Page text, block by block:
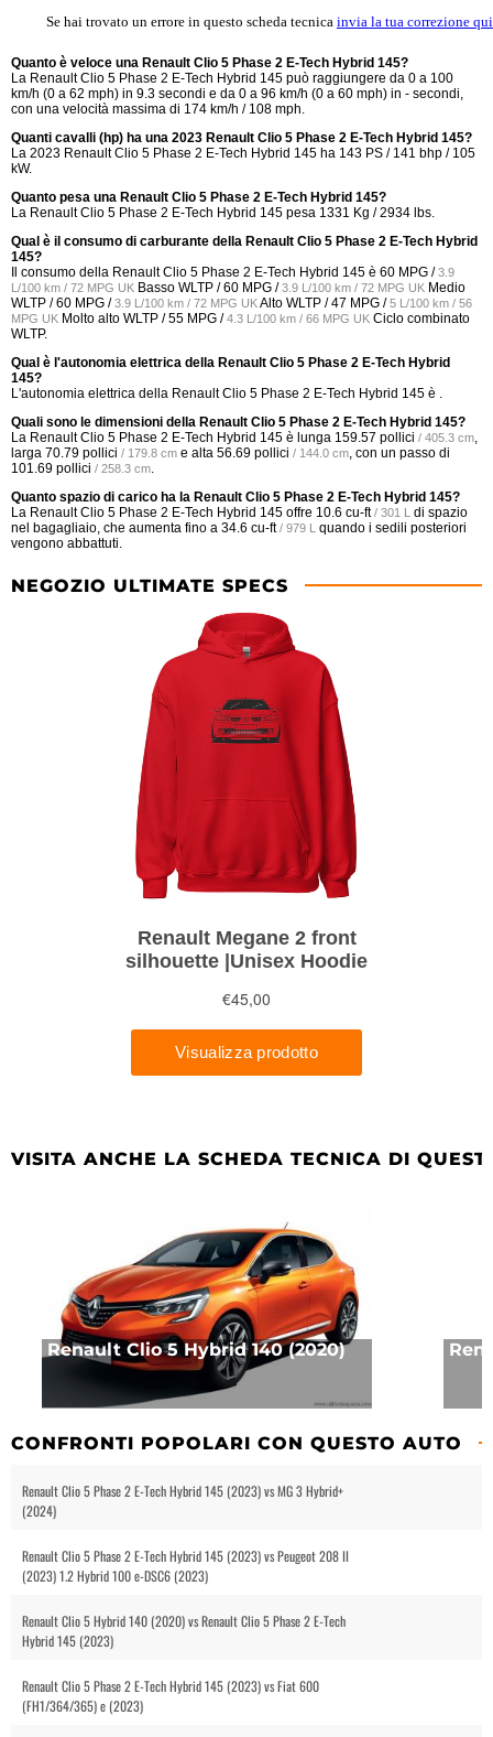
Se hai trovato un errore in questo scheda tecnica invia la tua correzione qui
Quanto è veloce una Renault Clio 5 Phase 2 E-Tech Hybrid 145?
La Renault Clio 5 Phase 2 E-Tech Hybrid 145 può raggiungere da 0 a 100
km/h (0 a 62 mph) in 9.3 secondi e da 0 a 96 km/h (0 a 60 mph) in - secondi,
con una velocità massima di 174 km/h / 108 mph.
Quanti cavalli (hp) ha una 2023 Renault Clio 5 Phase 2 E-Tech Hybrid 145?
La 2023 Renault Clio 5 Phase 2 E-Tech Hybrid 145 ha 143 PS / 141 bhp / 105
kW.
Quanto pesa una Renault Clio 5 Phase 2 E-Tech Hybrid 145?
La Renault Clio 5 Phase 2 E-Tech Hybrid 145 pesa 1331 Kg / 2934 lbs.
Qual è il consumo di carburante della Renault Clio 5 Phase 2 E-Tech Hybrid
145?
Il consumo della Renault Clio 5 Phase 2 E-Tech Hybrid 145 è 60 MPG /3.9
L/100 km / 72 MPG UK Basso WLTP /60 MPG /3.9 L/100 km / 72 MPG UK Medio
WLTP /60 MPG /3.9 L/100 km / 72 MPG UKAlto WLTP /47 MPG /5 L/100 km / 56
MPG UK Molto alto WLTP /55 MPG /4.3 L/100 km / 66 MPG UK Ciclo combinato
WLTP.
Qual è l'autonomia elettrica della Renault Clio 5 Phase 2 E-Tech Hybrid
145?
L'autonomia elettrica della Renault Clio 5 Phase 2 E-Tech Hybrid 145 è .
Quali sono le dimensioni della Renault Clio 5 Phase 2 E-Tech Hybrid 145?
La Renault Clio 5 Phase 2 E-Tech Hybrid 145 è lunga 159.57 pollici / 405.3 cm
larga 70.79 pollici / 179.8 cm e alta 56.69 pollici / 144.0 cm , con un passo di
101.69 pollici / 258.3 cm
Quanto spazio di carico ha la Renault Clio 5 Phase 2 E-Tech Hybrid 145?
La Renault Clio 5 Phase 2 E-Tech Hybrid 145 offre 10.6 cu-ft / 301 L di spazio
nel bagagliaio, che aumenta fino a 34.6 cu-ft / 979 L quando i sedili posteriori
vengono abbattuti.
NEGOZIO ULTIMATE SPECS
VISITA ANCHE LA SCHEDA TECNICA DI
Renault Clio 5 Hybrid 140 (2020)
CONFRONTI POPOLARI CON QUESTO AUTO
Renault Clio 5 Phase 2 E-Tech Hybrid 145 (2023) vs MG 3 Hybrid+
(2024)
Renault Clio 5 Phase 2 E-Tech Hybrid 145 (2023) vs Peugeot 208 II
(2023) 1.2 Hybrid 100 e-DSC6 (2023)
Renault Clio 5 Hybrid 140 (2020) vs Renault Clio 5 Phase 2 E-Tech
Hybrid 145 (2023)
Renault Clio 5 Phase 2 E-Tech Hybrid 145 (2023) vs Fiat 600
(FH1/364/365) e (2023)